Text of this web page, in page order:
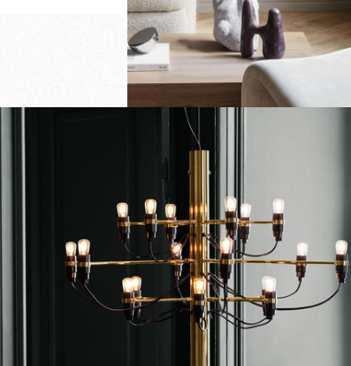
Idées Cadeaux